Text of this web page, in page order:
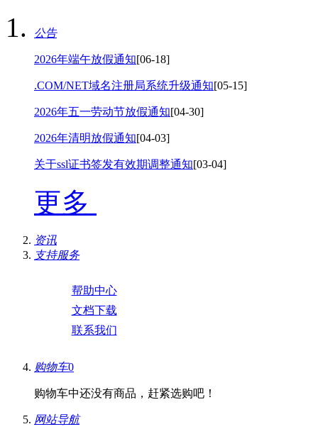
公告
2026年端午放假通知[06-18]
.COM/NET域名注册局系统升级通知[05-15]
2026年五一劳动节放假通知[04-30]
2026年清明放假通知[04-03]
关于ssl证书签发有效期调整通知[03-04]
更多
资讯
支持服务
帮助中心
文档下载
联系我们
购物车0
购物车中还没有商品，赶紧选购吧！
网站导航